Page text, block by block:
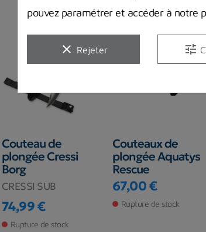
Couteau de
plongée Cressi
Borg
CRESSI SUB
Prix
74,99 €
Rupture de stock
Couteaux de
plongée Aquatys
Rescue
Prix
67,00 €
Rupture de stock
pouvez paramétrer et accéder à notre
clear Rejeter tune